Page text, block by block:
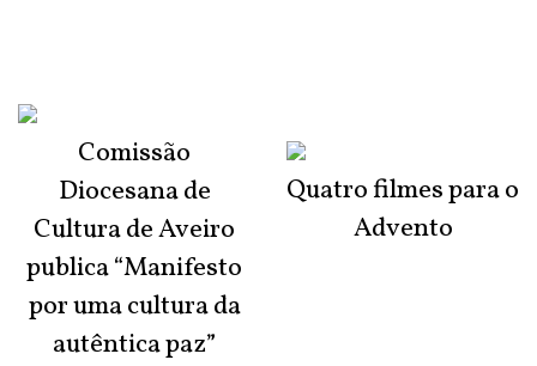
Comissão
Diocesana de
Cultura de Aveiro
publica “Manifesto
por uma cultura da
autêntica paz”
Quatro filmes para o
Advento